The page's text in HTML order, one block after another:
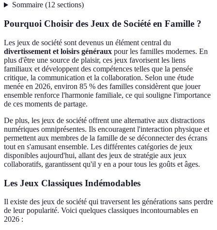
Sommaire(12 sections)
Pourquoi Choisir des Jeux de Société en Famille ?
Les jeux de société sont devenus un élément central du
divertissement et loisirs généraux pour les familles modernes. En
plus d'être une source de plaisir, ces jeux favorisent les liens
familiaux et développent des compétences telles que la pensée
critique, la communication et la collaboration. Selon une étude
menée en 2026, environ 85 % des familles considèrent que jouer
ensemble renforce l'harmonie familiale, ce qui souligne l'importance
de ces moments de partage.
De plus, les jeux de société offrent une alternative aux distractions
numériques omniprésentes. Ils encouragent l'interaction physique et
permettent aux membres de la famille de se déconnecter des écrans
tout en s'amusant ensemble. Les différentes catégories de jeux
disponibles aujourd'hui, allant des jeux de stratégie aux jeux
collaboratifs, garantissent qu'il y en a pour tous les goûts et âges.
Les Jeux Classiques Indémodables
Il existe des jeux de société qui traversent les générations sans perdre
de leur popularité. Voici quelques classiques incontournables en
2026 :